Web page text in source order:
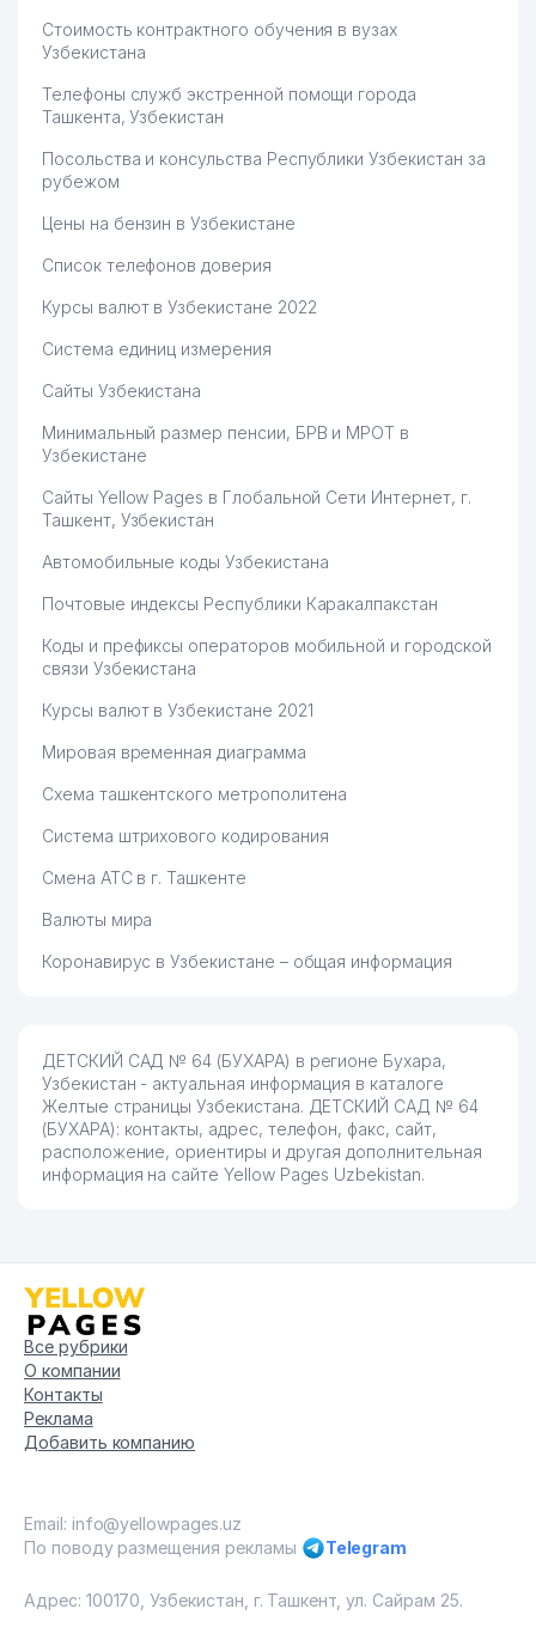
Стоимость контрактного обучения в вузах
Узбекистана
Телефоны служб экстренной помощи города
Ташкента, Узбекистан
Посольства и консульства Республики Узбекистан за
рубежом
Цены на бензин в Узбекистане
Список телефонов доверия
Курсы валют в Узбекистане 2022
Система единиц измерения
Сайты Узбекистана
Минимальный размер пенсии, БРВ и МРОТ в
Узбекистане
Сайты Yellow Pages в Глобальной Сети Интернет, г.
Ташкент, Узбекистан
Автомобильные коды Узбекистана
Почтовые индексы Республики Каракалпакстан
Коды и префиксы операторов мобильной и городской
связи Узбекистана
Курсы валют в Узбекистане 2021
Мировая временная диаграмма
Схема ташкентского метрополитена
Система штрихового кодирования
Смена АТС в г. Ташкенте
Валюты мира
Коронавирус в Узбекистане – общая информация
ДЕТСКИЙ САД № 64 (БУХАРА) в регионе Бухара,
Узбекистан - актуальная информация в каталоге
Желтые страницы Узбекистана. ДЕТСКИЙ САД № 64
(БУХАРА): контакты, адрес, телефон, факс, сайт,
расположение, ориентиры и другая дополнительная
информация на сайте Yellow Pages Uzbekistan.
Все рубрики
О компании
Контакты
Реклама
Добавить компанию
Email: info@yellowpages.uz
По поводу размещения рекламы
Telegram
Адрес: 100170, Узбекистан, г. Ташкент, ул. Сайрам 25.